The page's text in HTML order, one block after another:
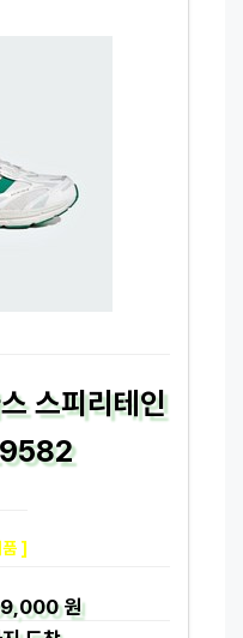
스피리테인
품 ]
원